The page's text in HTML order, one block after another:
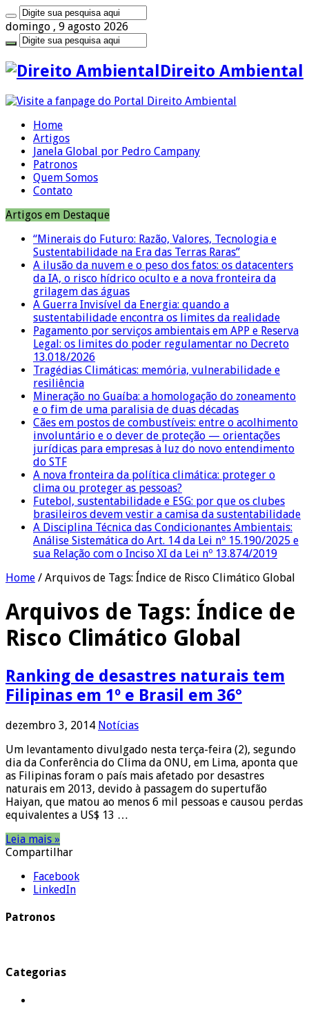
domingo , 9 agosto 2026
Direito Ambiental
Home
Artigos
Janela Global por Pedro Campany
Patronos
Quem Somos
Contato
Artigos em Destaque
“Minerais do Futuro: Razão, Valores, Tecnologia e
Sustentabilidade na Era das Terras Raras”
A ilusão da nuvem e o peso dos fatos: os datacenters
da IA, o risco hídrico oculto e a nova fronteira da
grilagem das águas
A Guerra Invisível da Energia: quando a
sustentabilidade encontra os limites da realidade
Pagamento por serviços ambientais em APP e Reserva
Legal: os limites do poder regulamentar no Decreto
13.018/2026
Tragédias Climáticas: memória, vulnerabilidade e
resiliência
Mineração no Guaíba: a homologação do zoneamento
e o fim de uma paralisia de duas décadas
Cães em postos de combustíveis: entre o acolhimento
involuntário e o dever de proteção — orientações
jurídicas para empresas à luz do novo entendimento
do STF
A nova fronteira da política climática: proteger o
clima ou proteger as pessoas?
Futebol, sustentabilidade e ESG: por que os clubes
brasileiros devem vestir a camisa da sustentabilidade
A Disciplina Técnica das Condicionantes Ambientais:
Análise Sistemática do Art. 14 da Lei nº 15.190/2025 e
sua Relação com o Inciso XI da Lei nº 13.874/2019
Home / Arquivos de Tags: Índice de Risco Climático Global
Arquivos de Tags: Índice de
Risco Climático Global
Ranking de desastres naturais tem
Filipinas em 1º e Brasil em 36°
dezembro 3, 2014 Notícias
Um levantamento divulgado nesta terça-feira (2), segundo
dia da Conferência do Clima da ONU, em Lima, aponta que
as Filipinas foram o país mais afetado por desastres
naturais em 2013, devido à passagem do supertufão
Haiyan, que matou ao menos 6 mil pessoas e causou perdas
equivalentes a US$ 13 …
Leia mais »
Compartilhar
Facebook
LinkedIn
Patronos
Categorias